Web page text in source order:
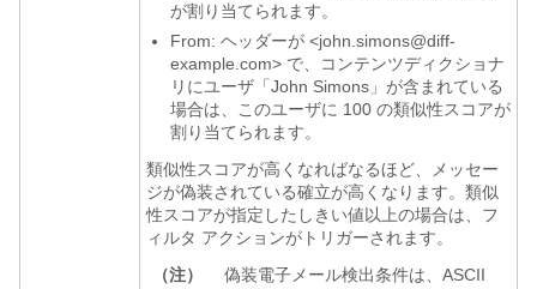
が割り当てられます。
From: ヘッダーが <john.simons@diff-
example.com> で、コンテンツディクショナ
リにユーザ「John Simons」が含まれている
場合は、このユーザに 100 の類似性スコアが
割り当てられます。
類似性スコアが高くなればなるほど、メッセー
ジが偽装されている確立が高くなります。類似
性スコアが指定したしきい値以上の場合は、フ
ィルタ アクションがトリガーされます。
（注）
偽装電子メール検出条件は、ASCII